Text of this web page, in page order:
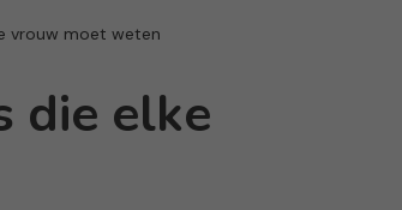
vrouw moet weten
die elke